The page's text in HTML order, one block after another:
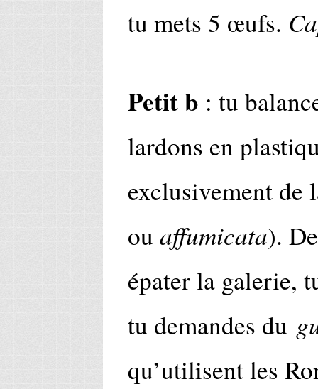
tu mets 5 œufs.
Petit b : tu
lardons en
exclusivement de
ou affumicata).
épater la galerie,
tu demandes du
qu’utilisent les